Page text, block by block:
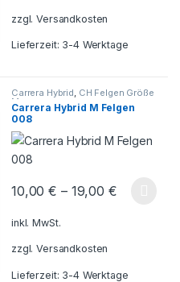
zzgl.Versandkosten
Lieferzeit: 3-4 Werktage
auf. Die Optionen
Carrera Hybrid, CH Felgen Größe
M
Carrera Hybrid M Felgen
008
10,00€ – 19,00 €
Dieses Produkt weist mehrere
inkl. MwSt.
zzgl.Versandkosten
Lieferzeit: 3-4 Werktage